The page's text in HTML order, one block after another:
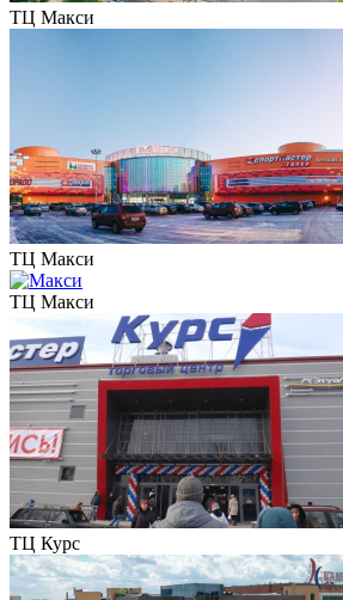
ТЦ Макси
ТЦ Макси
ТЦ Макси
ТЦ Курс